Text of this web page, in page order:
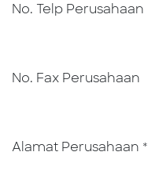
No. Telp Perusahaan
No. Fax Perusahaan
Alamat Perusahaan *